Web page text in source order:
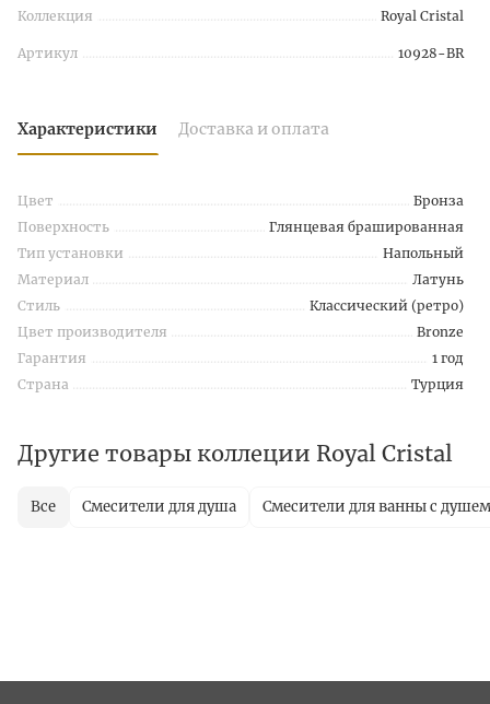
Коллекция Royal Cristal
Артикул 10928-BR
Характеристики Доставка и оплата
Цвет
Бронза
Поверхность
Глянцевая брашированная
Тип установки
Напольный
Материал
Латунь
Стиль
Классический (ретро)
Цвет производителя
Bronze
Гарантия
1 год
Страна
Турция
Другие товары коллеции Royal Cristal
Все Смесители для душа Смесители для ванны с душем